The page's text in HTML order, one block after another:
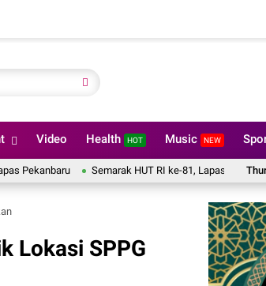
Video Health HOT Music NEW
Semarak HUT RI ke-81, Lapas Pekanbaru Gelar
Lokasi SPPG